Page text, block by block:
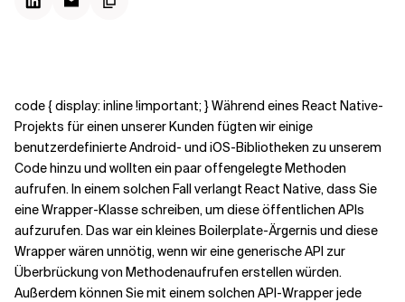
code { display: inline !important; } Während eines React Native-
Projekts für einen unserer Kunden fügten wir einige
benutzerdefinierte Android- und iOS-Bibliotheken zu unserem
Code hinzu und wollten ein paar offengelegte Methoden
aufrufen. In einem solchen Fall verlangt React Native, dass Sie
eine Wrapper-Klasse schreiben, um diese öffentlichen APIs
aufzurufen. Das war ein kleines Boilerplate-Ärgernis und diese
Wrapper wären unnötig, wenn wir eine generische API zur
Überbrückung von Methodenaufrufen erstellen würden.
Außerdem können Sie mit einem solchen API-Wrapper jede